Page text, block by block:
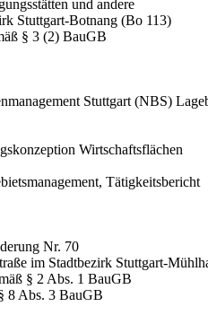
und andere
Stuttgart-Botnang (Bo 113)
§ 3 (2) BauGB
Stuttgart (NBS)
Wirtschaftsflächen
Tätigkeitsbericht
Nr. 70
im Stadtbezirk Stuttgart-
§ 2 Abs. 1 BauGB
8 Abs. 3 BauGB